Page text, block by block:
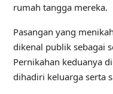
rumah tangga mereka.
Pasangan yang
dikenal publik sebagai
Pernikahan keduanya
dihadiri keluarga serta